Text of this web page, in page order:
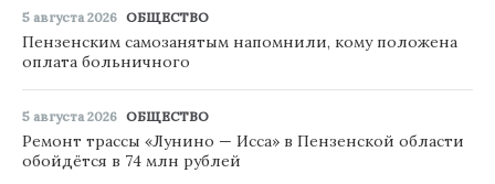
5 августа 2026 ОБЩЕСТВО
Пензенским самозанятым напомнили, кому положена
оплата больничного
5 августа 2026 ОБЩЕСТВО
Ремонт трассы «Лунино — Исса» в Пензенской области
обойдётся в 74 млн рублей